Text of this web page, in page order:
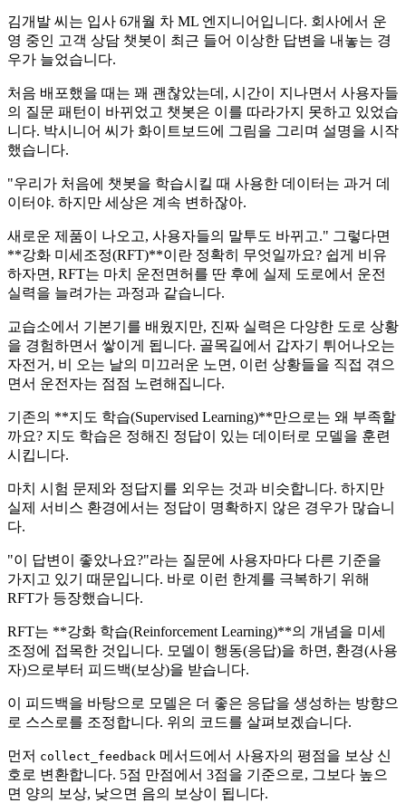
김개발 씨는 입사 6개월 차 ML 엔지니어입니다. 회사에서 운
영 중인 고객 상담 챗봇이 최근 들어 이상한 답변을 내놓는 경
우가 늘었습니다.
처음 배포했을 때는 꽤 괜찮았는데, 시간이 지나면서 사용자들
의 질문 패턴이 바뀌었고 챗봇은 이를 따라가지 못하고 있었습
니다. 박시니어 씨가 화이트보드에 그림을 그리며 설명을 시작
했습니다.
"우리가 처음에 챗봇을 학습시킬 때 사용한 데이터는 과거 데
이터야. 하지만 세상은 계속 변하잖아.
새로운 제품이 나오고, 사용자들의 말투도 바뀌고." 그렇다면
**강화 미세조정(RFT)**이란 정확히 무엇일까요? 쉽게 비유
하자면, RFT는 마치 운전면허를 딴 후에 실제 도로에서 운전
실력을 늘려가는 과정과 같습니다.
교습소에서 기본기를 배웠지만, 진짜 실력은 다양한 도로 상황
을 경험하면서 쌓이게 됩니다. 골목길에서 갑자기 튀어나오는
자전거, 비 오는 날의 미끄러운 노면, 이런 상황들을 직접 겪으
면서 운전자는 점점 노련해집니다.
기존의 **지도 학습(Supervised Learning)**만으로는 왜 부족할
까요? 지도 학습은 정해진 정답이 있는 데이터로 모델을 훈련
시킵니다.
마치 시험 문제와 정답지를 외우는 것과 비슷합니다. 하지만
실제 서비스 환경에서는 정답이 명확하지 않은 경우가 많습니
다.
"이 답변이 좋았나요?"라는 질문에 사용자마다 다른 기준을
가지고 있기 때문입니다. 바로 이런 한계를 극복하기 위해
RFT가 등장했습니다.
RFT는 **강화 학습(Reinforcement Learning)**의 개념을 미세
조정에 접목한 것입니다. 모델이 행동(응답)을 하면, 환경(사용
자)으로부터 피드백(보상)을 받습니다.
이 피드백을 바탕으로 모델은 더 좋은 응답을 생성하는 방향으
로 스스로를 조정합니다. 위의 코드를 살펴보겠습니다.
먼저 collect_feedback 메서드에서 사용자의 평점을 보상 신
호로 변환합니다. 5점 만점에서 3점을 기준으로, 그보다 높으
면 양의 보상, 낮으면 음의 보상이 됩니다.